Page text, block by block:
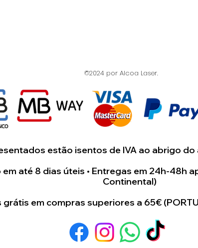
©2024 por Alcoa Laser.
estão isentos de IVA ao abrigo do
até 8 dias úteis • Entregas em 24h-48h
Continental)
grátis em compras superiores a 65€